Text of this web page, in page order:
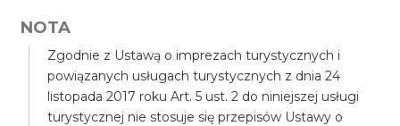
NOTA
Zgodnie z Ustawą o imprezach turystycznych i
powiązanych usługach turystycznych z dnia 24
listopada 2017 roku Art. 5 ust. 2 do niniejszej usługi
turystycznej nie stosuje się przepisów Ustawy o